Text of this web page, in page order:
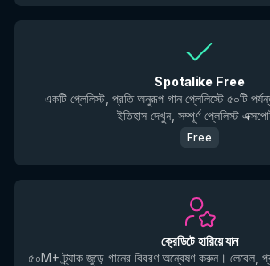
Spotalike Free
একটি প্লেলিস্ট, প্রতি অনুরূপ গান প্লেলিস্টে ৫০টি
ইতিহাস দেখুন, সম্পূর্ণ প্লেলিস্ট
Free
ক্রেডিটে হারিয়ে যান
৫০M+ ট্র্যাক জুড়ে গানের বিবরণ অন্বেষণ করুন। লেবেল,